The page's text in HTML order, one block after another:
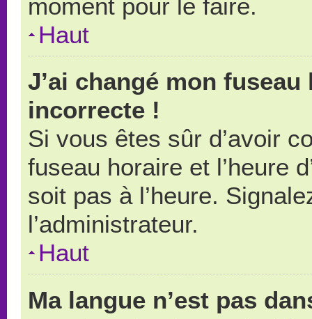
moment pour le faire.
Haut
J’ai changé mon
incorrecte !
Si vous êtes sûr d’avoir
fuseau horaire et l’heure
soit pas à l’heure.
l’administrateur.
Haut
Ma langue n’est pas